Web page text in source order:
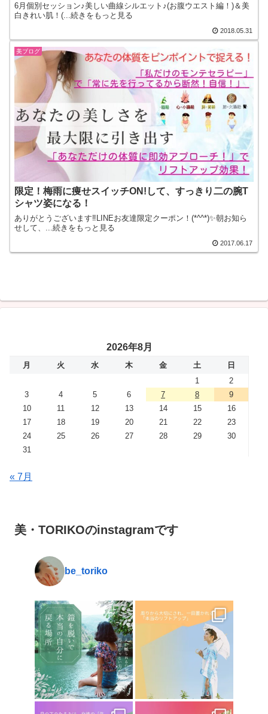
6月個別セッション♪美しい曲線シルエット♪(お腹ウエスト編！)＆美
白きれい肌！(...続きをもっと見る
2018.05.31
美ブログ
限定！梅雨に痩せスイッチON!して、すっきり二の腕T
シャツ姿になる！
ありがとうございます‼LINEお友達限定クーポン！(*^^*)✨朝お知ら
せして、...続きをもっと見る
2017.06.17
2026年8月
月 火 水 木 金 土
日
1
2
3
4 5 6 7 8
9
10
11 12 13 14 15
16
17
18 19 20 21 22
23
24
25 26 27 28 29
30
31
« 7月
美・TORIKOのinstagramです
be_toriko